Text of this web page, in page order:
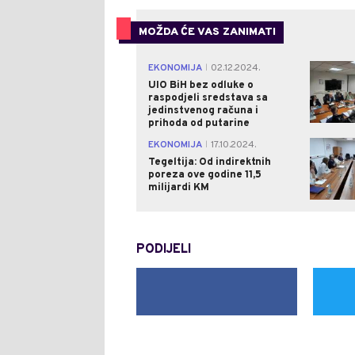
MOŽDA ĆE VAS ZANIMATI
EKONOMIJA
02.12.2024.
UIO BiH bez odluke o
raspodjeli sredstava sa
jedinstvenog računa i
prihoda od putarine
EKONOMIJA
17.10.2024.
Tegeltija: Od indirektnih
poreza ove godine 11,5
milijardi KM
PODIJELI